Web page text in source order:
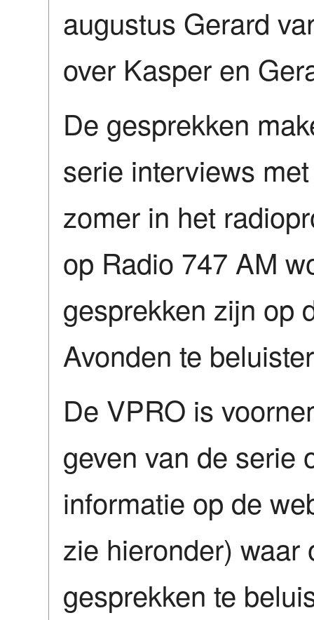
augustus Gerard
over Kasper en
De gesprekken
serie interviews
zomer in het
op Radio 747 AM
gesprekken zijn op
Avonden te
De VPRO is
geven van de serie
informatie op de
zie hieronder) waar
gesprekken te